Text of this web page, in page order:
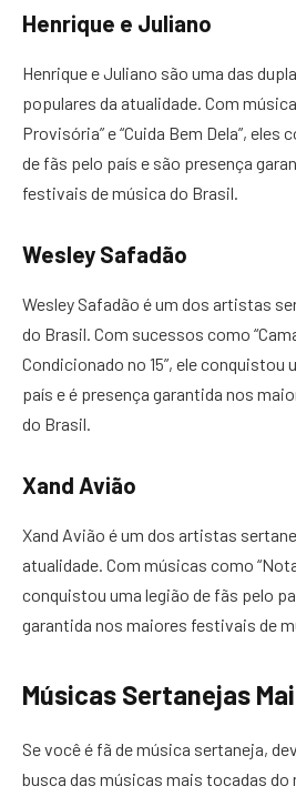
Henrique e Juliano
Henrique e Juliano são uma das
populares da atualidade. Com
Provisória” e “Cuida Bem Dela”,
de fãs pelo país e são presença
festivais de música do Brasil.
Wesley Safadão
Wesley Safadão é um dos artistas
do Brasil. Com sucessos como
Condicionado no 15”, ele conquistou
país e é presença garantida nos
do Brasil.
Xand Avião
Xand Avião é um dos artistas
atualidade. Com músicas como “Nota
conquistou uma legião de fãs pelo
garantida nos maiores festivais de
Músicas Sertanejas
Se você é fã de música sertaneja,
busca das músicas mais tocadas